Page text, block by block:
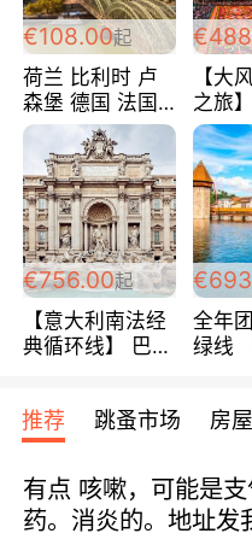
€108.00起
荷兰 比利时 卢
森堡 德国 法国
超爽玩遍西欧 循
环线 全程四星宾
馆 108欧/人/天
【大
之旅
法 巴
典五
488
€756.00起
【意大利南法经
典循环线】 巴黎
宾馆 108欧/天起
全程756欧/位
全年
绿线
欧/
推荐 跳蚤市场 房
有点 咳嗽，可能是
药。消炎的。地址发